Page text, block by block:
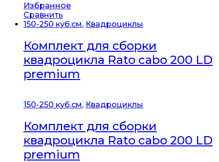
Избранное
Сравнить
150-250 куб.см, Квадроциклы
Комплект для сборки
квадроцикла Rato cabo 200 LD
premium
150-250 куб.см, Квадроциклы
Комплект для сборки
квадроцикла Rato cabo 200 LD
premium